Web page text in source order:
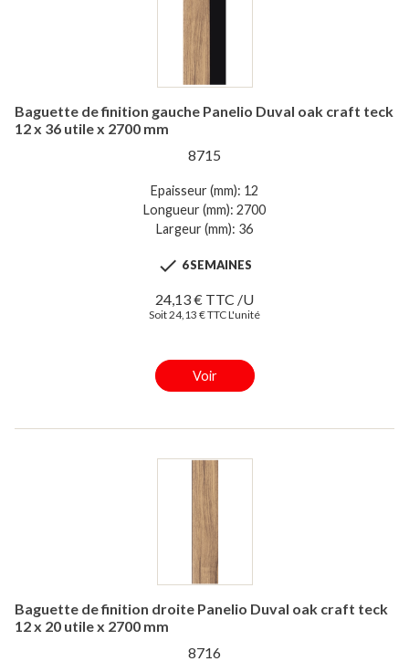
Baguette de finition gauche Panelio Duval oak craft teck
12 x 36 utile x 2700 mm
8715
Epaisseur (mm): 12
Longueur (mm): 2700
Largeur (mm): 36
 6 SEMAINES
24,13 € TTC /U
Soit 24,13 € TTC L'unité
Voir
Baguette de finition droite Panelio Duval oak craft teck
12 x 20 utile x 2700 mm
8716